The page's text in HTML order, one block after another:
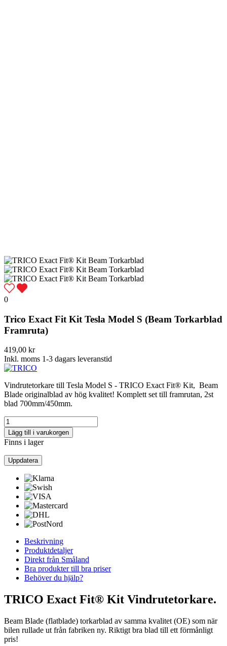
0
Trico Exact Fit Kit Tesla Model S (Beam Torkarblad
Framruta)
419,00 kr
Inkl. moms 1-3 dagars leveranstid
Vindrutetorkare till Tesla Model S - TRICO Exact Fit® Kit, Beam
Blade originalblad av hög kvalitet! Komplett set till framrutan, 2st
blad 700mm/450mm.
Lägg till i varukorgen
Finns i lager
Beskrivning
Produktdetaljer
Direkt från Småland
Bra produkter till bra priser
Behöver du hjälp?
TRICO Exact Fit® Kit Vindrutetorkare.
Beam Blade (flatblade) torkarblad av samma kvalitet (OE) som när
bilen rullade ut från fabriken ny. Riktigt bra blad till ett förmånligt
pris!